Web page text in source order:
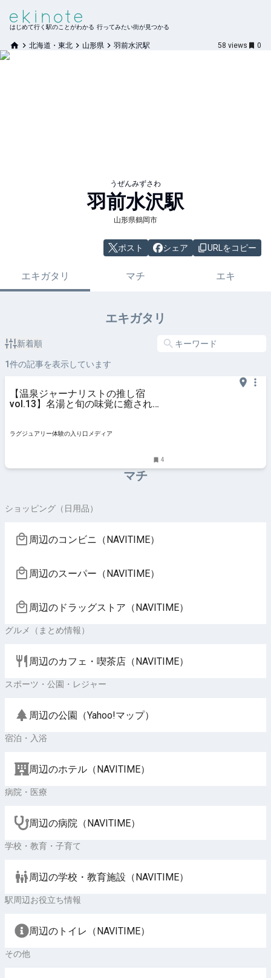
はじめて行く駅のことがわかる 行ってみたい街が見つかる
北海道・東北 山形県 羽前水沢駅 58 views 0
うぜんみずさわ
羽前水沢駅
山形県鶴岡市
ポスト シェア URLをコピー
エキガタリ マチ エキ
エキガタリ
新着順
1件の記事を表示しています
【温泉ジャーナリストの推し宿
vol.13】名湯と旬の味覚に癒され
ラグジュアリー体験の入り口メディア
4
マチ
ショッピング（日用品）
周辺のコンビニ（NAVITIME）
周辺のスーパー（NAVITIME）
周辺のドラッグストア（NAVITIME）
グルメ（まとめ情報）
周辺のカフェ・喫茶店（NAVITIME）
スポーツ・公園・レジャー
周辺の公園（Yahoo!マップ）
宿泊・入浴
周辺のホテル（NAVITIME）
病院・医療
周辺の病院（NAVITIME）
学校・教育・子育て
周辺の学校・教育施設（NAVITIME）
駅周辺お役立ち情報
周辺のトイレ（NAVITIME）
その他